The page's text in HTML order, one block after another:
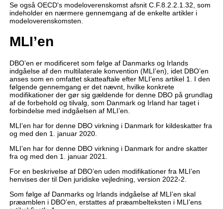
Se også OECD's modeloverenskomst afsnit C.F.8.2.2.1.32, som
indeholder en nærmere gennemgang af de enkelte artikler i
modeloverenskomsten.
MLI’en
DBO’en er modificeret som følge af Danmarks og Irlands
indgåelse af den multilaterale konvention (MLI’en), idet DBO’en
anses som en omfattet skatteaftale efter MLI’ens artikel 1. I den
følgende gennemgang er det nævnt, hvilke konkrete
modifikationer der gør sig gældende for denne DBO på grundlag
af de forbehold og tilvalg, som Danmark og Irland har taget i
forbindelse med indgåelsen af MLI’en.
MLI’en har for denne DBO virkning i Danmark for kildeskatter fra
og med den 1. januar 2020.
MLI’en har for denne DBO virkning i Danmark for andre skatter
fra og med den 1. januar 2021.
For en beskrivelse af DBO’en uden modifikationer fra MLI’en
henvises der til Den juridiske vejledning, version 2022-2.
Som følge af Danmarks og Irlands indgåelse af MLI’en skal
præamblen i DBO’en, erstattes af præambelteksten i MLI’ens